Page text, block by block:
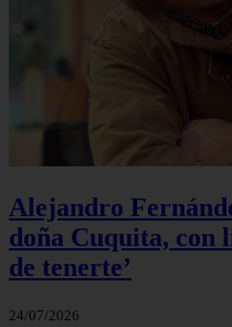
Alejandro
doña Cuquita, con
de tenerte’
24/07/2026